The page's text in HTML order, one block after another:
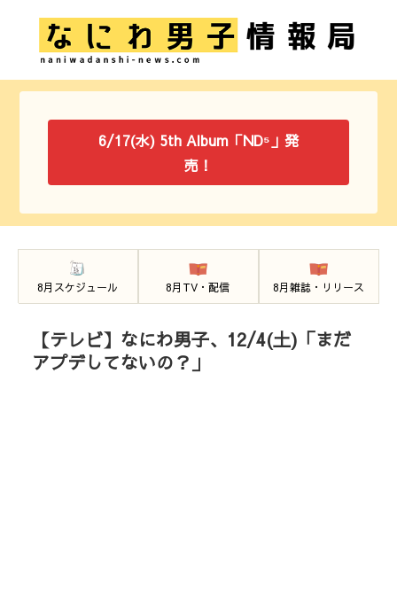
6/17(水) 5th Album「ND⁵」発
売！
8月スケジュール 8月TV・配信 8月雑誌・リリース
【テレビ】なにわ男子、12/4(土)「まだ
アプデしてないの？」